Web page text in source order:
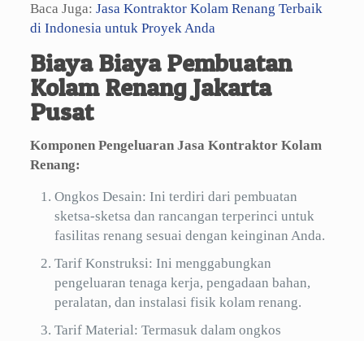
Baca Juga: Jasa Kontraktor Kolam Renang Terbaik
di Indonesia untuk Proyek Anda
Biaya Biaya Pembuatan
Kolam Renang Jakarta
Pusat
Komponen Pengeluaran Jasa Kontraktor Kolam
Renang:
Ongkos Desain: Ini terdiri dari pembuatan
sketsa-sketsa dan rancangan terperinci untuk
fasilitas renang sesuai dengan keinginan Anda.
Tarif Konstruksi: Ini menggabungkan
pengeluaran tenaga kerja, pengadaan bahan,
peralatan, dan instalasi fisik kolam renang.
Tarif Material: Termasuk dalam ongkos